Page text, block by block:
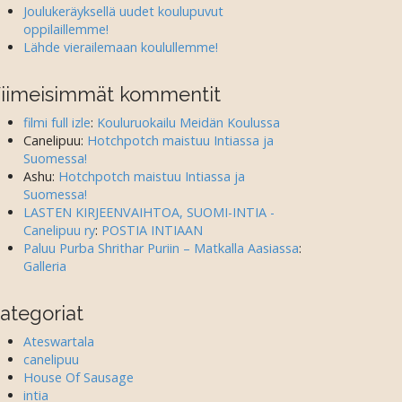
Joulukeräyksellä uudet koulupuvut
oppilaillemme!
Lähde vierailemaan koulullemme!
kommentit
filmi full izle: Kouluruokailu Meidän Koulussa
Canelipuu: Hotchpotch maistuu Intiassa ja
Suomessa!
Ashu: Hotchpotch maistuu Intiassa ja
Suomessa!
LASTEN KIRJEENVAIHTOA, SUOMI-INTIA -
Canelipuu ry: POSTIA INTIAAN
Paluu Purba Shrithar Puriin – Matkalla Aasiassa:
Galleria
Ateswartala
canelipuu
House Of Sausage
intia